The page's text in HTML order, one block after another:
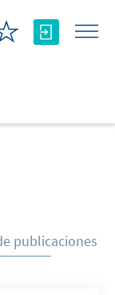
publicaciones